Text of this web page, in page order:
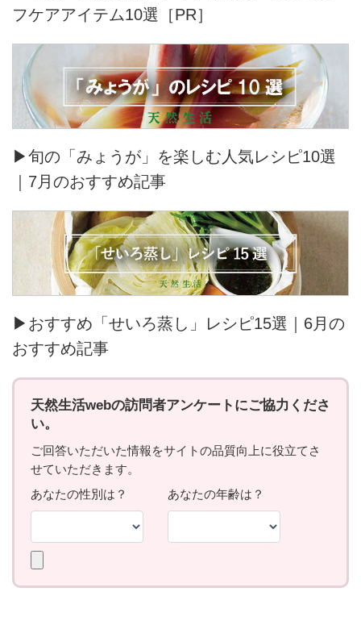
フケアアイテム10選［PR］
▶旬の「みょうが」を楽しむ人気レシピ10選
｜7月のおすすめ記事
▶おすすめ「せいろ蒸し」レシピ15選｜6月の
おすすめ記事